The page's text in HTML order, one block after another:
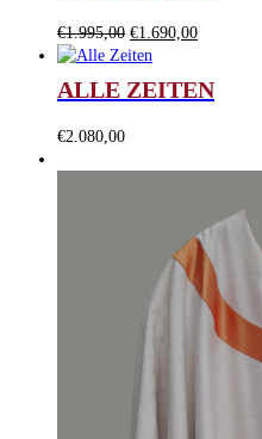
€1.995,00 Ursprünglicher
Preis
€1.995,00
€1.690,00Aktueller
€1.690,00.
ALLE ZEITEN
€2.080,00